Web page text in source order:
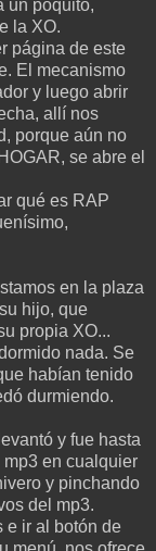
un poquito,
la XO.
página de este
El mecanismo
y luego abrir
allí nos
porque aún no
se abre el
qué es RAP
en la plaza
hijo, que
propia XO...
nada. Se
habían tenido
durmiendo.
y fue hasta
mp3 en cualquier
y pinchando
del mp3.
e ir al botón de